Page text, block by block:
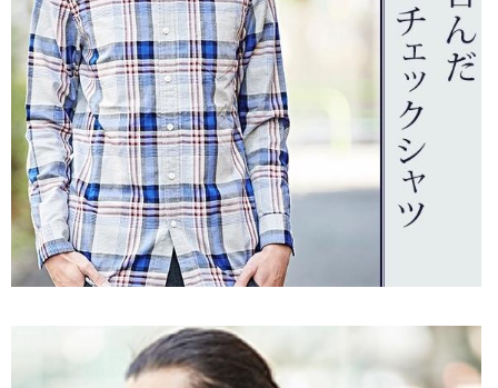
LADIES : レディース
新規会員登録
お買い物カゴ
ご利用ガイド
特定商取引法に基づく表記
ご利用規約